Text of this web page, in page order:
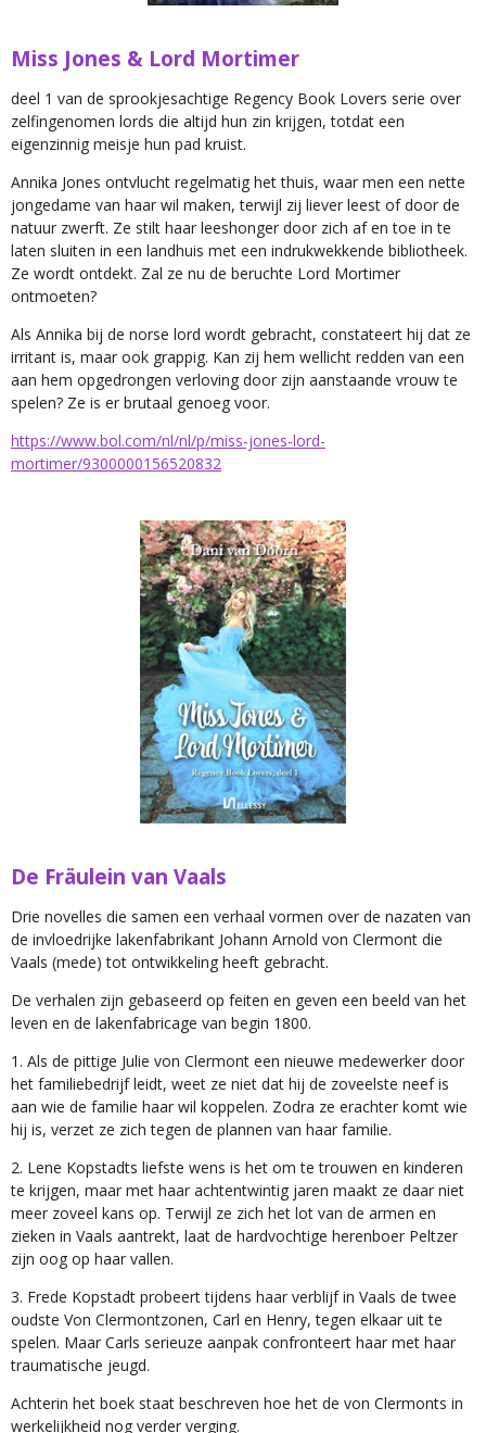
Miss Jones & Lord Mortimer
deel 1 van de sprookjesachtige Regency Book Lovers serie over
zelfingenomen lords die altijd hun zin krijgen, totdat een
eigenzinnig meisje hun pad kruist.
Annika Jones ontvlucht regelmatig het thuis, waar men een nette
jongedame van haar wil maken, terwijl zij liever leest of door de
natuur zwerft. Ze stilt haar leeshonger door zich af en toe in te
laten sluiten in een landhuis met een indrukwekkende bibliotheek.
Ze wordt ontdekt. Zal ze nu de beruchte Lord Mortimer
ontmoeten?
Als Annika bij de norse lord wordt gebracht, constateert hij dat ze
irritant is, maar ook grappig. Kan zij hem wellicht redden van een
aan hem opgedrongen verloving door zijn aanstaande vrouw te
spelen? Ze is er brutaal genoeg voor.
https://www.bol.com/nl/nl/p/miss-jones-lord-
mortimer/9300000156520832
De Fräulein van Vaals
Drie novelles die samen een verhaal vormen over de nazaten van
de invloedrijke lakenfabrikant Johann Arnold von Clermont die
Vaals (mede) tot ontwikkeling heeft gebracht.
De verhalen zijn gebaseerd op feiten en geven een beeld van het
leven en de lakenfabricage van begin 1800.
1. Als de pittige Julie von Clermont een nieuwe medewerker door
het familiebedrijf leidt, weet ze niet dat hij de zoveelste neef is
aan wie de familie haar wil koppelen. Zodra ze erachter komt wie
hij is, verzet ze zich tegen de plannen van haar familie.
2. Lene Kopstadts liefste wens is het om te trouwen en kinderen
te krijgen, maar met haar achtentwintig jaren maakt ze daar niet
meer zoveel kans op. Terwijl ze zich het lot van de armen en
zieken in Vaals aantrekt, laat de hardvochtige herenboer Peltzer
zijn oog op haar vallen.
3. Frede Kopstadt probeert tijdens haar verblijf in Vaals de twee
oudste Von Clermontzonen, Carl en Henry, tegen elkaar uit te
spelen. Maar Carls serieuze aanpak confronteert haar met haar
traumatische jeugd.
Achterin het boek staat beschreven hoe het de von Clermonts in
werkelijkheid nog verder verging.